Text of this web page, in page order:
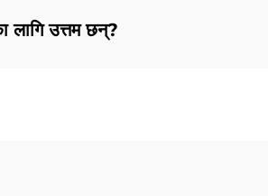
लागि उत्तम छन्?